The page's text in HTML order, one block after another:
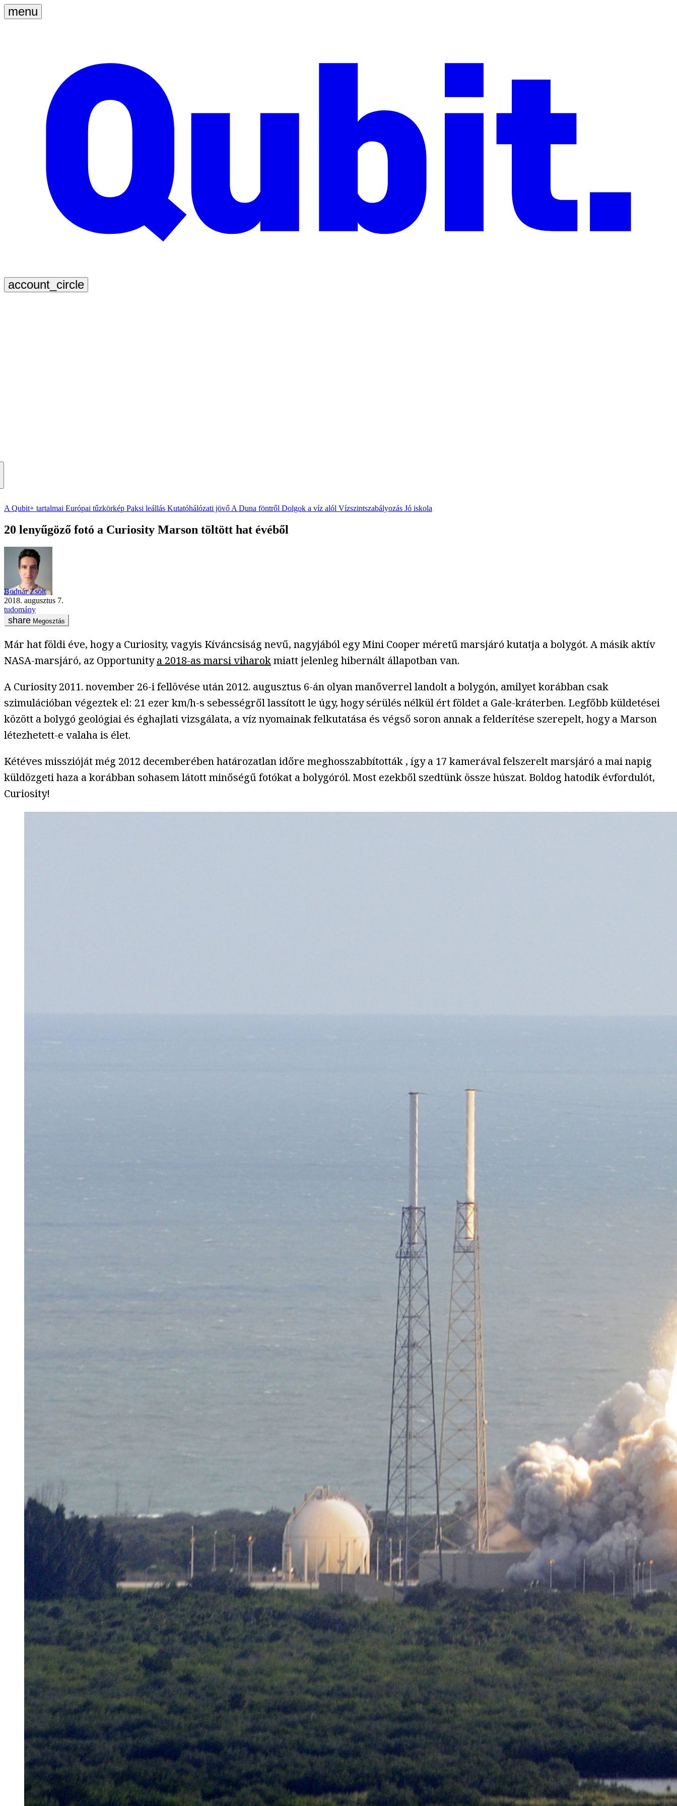
A Qubit+ tartalmai Európai tűzkörkép Paksi leállás Kutatóhálózati jövő A Duna föntről Dolgok a víz alól Vízszintszabályozás Jó iskola
20 lenyűgöző fotó a Curiosity Marson töltött hat évéből
Bodnár Zsolt
2018. augusztus 7.
tudomány
Megosztás
Már hat földi éve, hogy a Curiosity, vagyis Kíváncsiság nevű, nagyjából egy Mini Cooper méretű marsjáró kutatja a bolygót. A másik aktív
NASA-marsjáró, az Opportunitya 2018-as marsi viharokmiatt jelenleg hibernált állapotban van.
A Curiosity 2011. november 26-i fellövése után 2012. augusztus 6-án olyan manőverrel landolt a bolygón, amilyet korábban csak
szimulációban végeztek el: 21 ezer km/h-s sebességről lassított le úgy, hogy sérülés nélkül ért földet a Gale-kráterben. Legfőbb küldetései
között a bolygó geológiai és éghajlati vizsgálata, a víz nyomainak felkutatása és végső soron annak a felderítése szerepelt, hogy a Marson
létezhetett-e valaha is élet.
Kétéves misszióját még 2012 decemberében határozatlan időre meghosszabbították , így a 17 kamerával felszerelt marsjáró a mai napig
küldözgeti haza a korábban sohasem látott minőségű fotókat a bolygóról. Most ezekből szedtünk össze húszat. Boldog hatodik évfordulót,
Curiosity!